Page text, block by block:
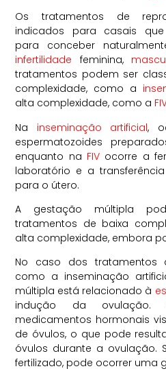
Os tratamentos de
indicados para casais que
para conceber
infertilidade feminina,
tratamentos podem ser
complexidade, como a
alta complexidade, como a
Na inseminação artificial,
espermatozoides
enquanto na FIV ocorre a
laboratório e a
para o útero.
A gestação múltipla
tratamentos de baixa
alta complexidade, embora
No caso dos tratamentos
como a inseminação
múltipla está relacionado à
indução da ovulação.
medicamentos hormonais
de óvulos, o que pode
óvulos durante a ovulação.
fertilizado, pode ocorrer uma